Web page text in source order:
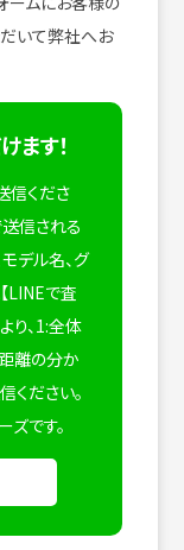
いて弊社へお
ます！
信くださ
信される
デル名、グ
LINEで査
り、1:全体
離の分か
ださい。
です。